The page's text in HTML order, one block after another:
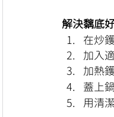
解決黐底
在炒
加入
加熱
蓋上
用清